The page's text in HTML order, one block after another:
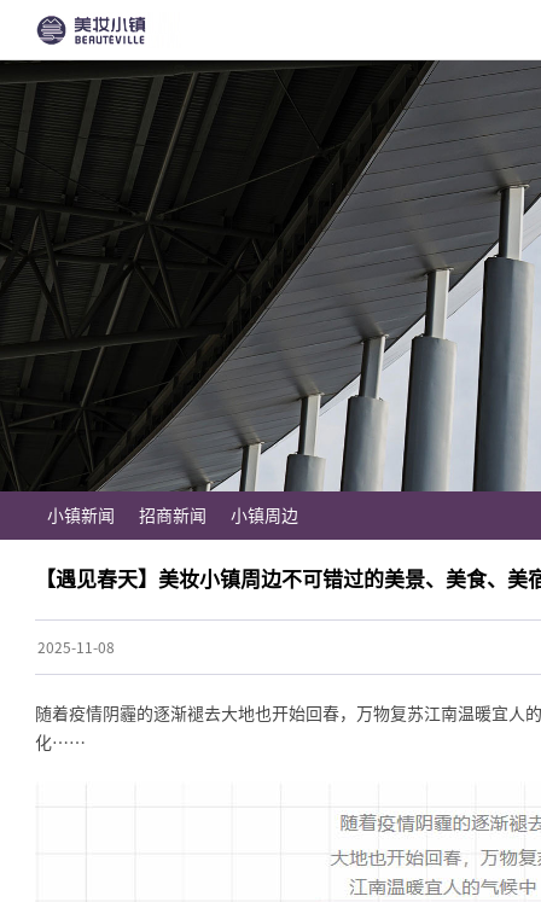
小镇新闻 招商新闻 小镇周边
【遇见春天】美妆小镇周边不可错过的美景、美食、美
2025-11-08
随着疫情阴霾的逐渐褪去大地也开始回春，万物复苏江南温暖宜
化……